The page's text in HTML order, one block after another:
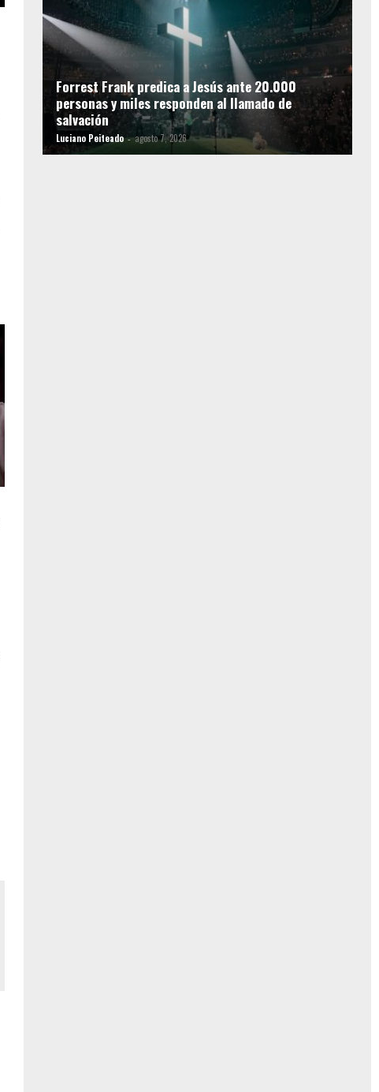
Forrest Frank predica a Jesús ante 20.000
personas y miles responden al llamado de
salvación
Luciano Peiteado - agosto 7, 2026